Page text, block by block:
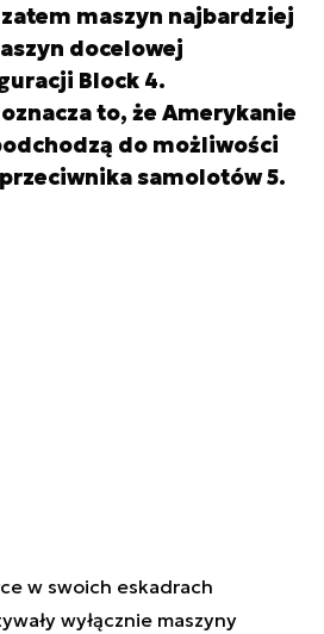
maszyn najbardziej
docelowej
Block 4.
to, że Amerykanie
do możliwości
samolotów 5.
w swoich eskadrach
wyłącznie maszyny